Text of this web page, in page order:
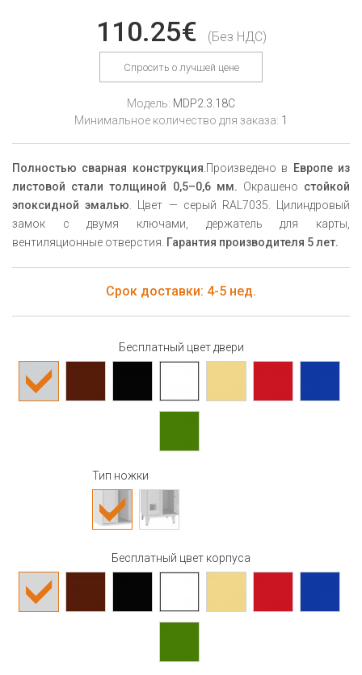
110.25€ (Без НДС)
Спросить о лучшей цене
Модель: MDP2.3.18C
Минимальное количество для заказа: 1
Полностью сварная конструкция Произведено в
Европе из
листовой стали толщиной 0,5–0,6 мм. Окрашено стойкой
эпоксидной эмалью . Цвет — серый RAL7035.
Цилиндровый
замок с двумя ключами, держатель для карты,
вентиляционные отверстия. Гарантия производителя 5 лет.
Срок доставки: 4-5 нед.
Бесплатный цвет двери
Тип ножки
Бесплатный цвет корпуса